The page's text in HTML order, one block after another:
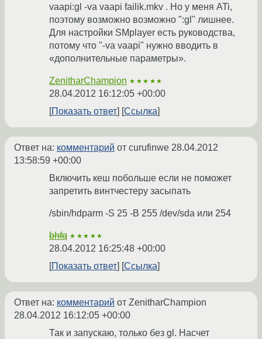
vaapi:gl -va vaapi failik.mkv . Но у меня ATi,
поэтому возможно возможно ":gl" лишнее.
Для настройки SMplayer есть руководства,
потому что "-va vaapi" нужно вводить в
«дополнительные параметры».
ZenitharChampion ★★★★★
28.04.2012 16:12:05 +00:00
Показать ответ
Ссылка
Ответ на: комментарий от curufinwe 28.04.2012
13:58:59 +00:00
Включить кеш побольше если не поможет
запретить винтчестеру засыпать
/sbin/hdparm -S 25 -B 255 /dev/sda или 254
bhfq ★★★★★
28.04.2012 16:25:48 +00:00
Показать ответ
Ссылка
Ответ на: комментарий от ZenitharChampion
28.04.2012 16:12:05 +00:00
Так и запускаю, только без gl. Насчет